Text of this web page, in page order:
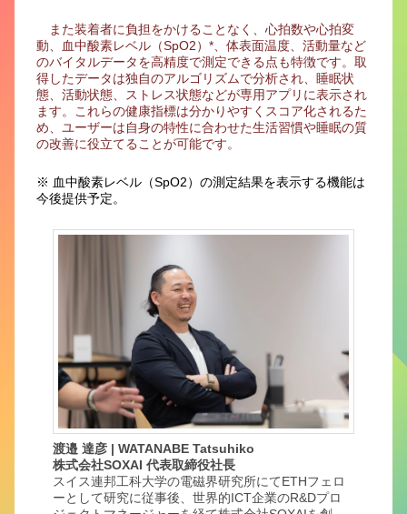
また装着者に負担をかけることなく、心拍数や心拍変
動、血中酸素レベル（SpO2）*、体表面温度、活動量など
のバイタルデータを高精度で測定できる点も特徴です。取
得したデータは独自のアルゴリズムで分析され、睡眠状
態、活動状態、ストレス状態などが専用アプリに表示され
ます。これらの健康指標は分かりやすくスコア化されるた
め、ユーザーは自身の特性に合わせた生活習慣や睡眠の質
の改善に役立てることが可能です。
※ 血中酸素レベル（SpO2）の測定結果を表示する機能は
今後提供予定。
渡邉 達彦 | WATANABE Tatsuhiko
株式会社SOXAI 代表取締役社長
スイス連邦工科大学の電磁界研究所にてETHフェロ
ーとして研究に従事後、世界的ICT企業のR&Dプロ